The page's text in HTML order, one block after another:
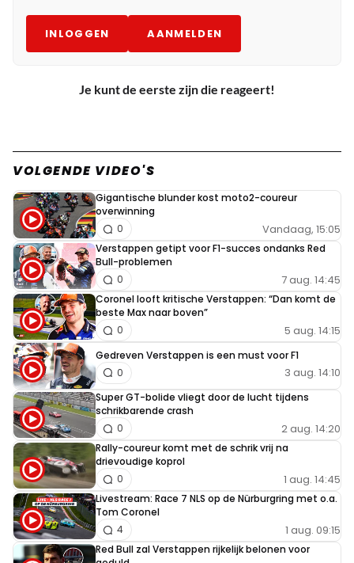
INLOGGEN AANMELDEN
Je kunt de eerste zijn die reageert!
VOLGENDE VIDEO'S
Gigantische blunder kost moto2-coureur
overwinning
Vandaag, 15:05
0
Verstappen getipt voor F1-succes ondanks Red
Bull-problemen
7 aug. 14:45
0
Coronel looft kritische Verstappen: “Dan komt de
beste Max naar boven”
5 aug. 14:15
0
Gedreven Verstappen is een must voor F1
3 aug. 14:10
0
Super GT-bolide vliegt door de lucht tijdens
schrikbarende crash
2 aug. 14:20
0
Rally-coureur komt met de schrik vrij na
drievoudige koprol
1 aug. 14:45
0
Livestream: Race 7 NLS op de Nürburgring met o.a.
Tom Coronel
1 aug. 09:15
4
Red Bull zal Verstappen rijkelijk belonen voor